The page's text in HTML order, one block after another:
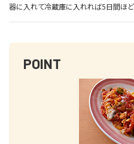
器に入れて冷蔵庫に入れれば5日間ほど
POINT